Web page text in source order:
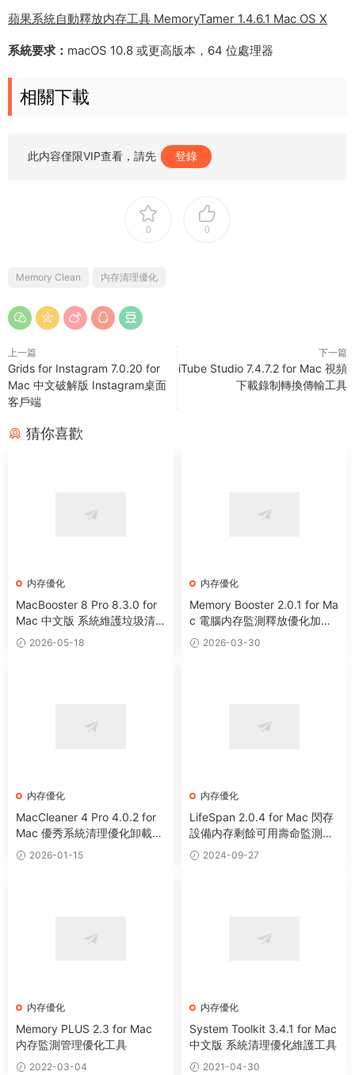
蘋果系統自動釋放内存工具 MemoryTamer 1.4.6.1 Mac OS X
系統要求： macOS 10.8 或更高版本，64 位處理器
相關下載
此内容僅限VIP查看，請先 登錄
0 0
Memory Clean 内存清理優化
上一篇
Grids for Instagram 7.0.20 for
Mac 中文破解版 Instagram桌面
客戶端
下一篇
iTube Studio 7.4.7.2 for Mac 視頻
下載錄制轉換傳輸工具
猜你喜歡
内存優化
MacBooster 8 Pro 8.3.0 for
Mac 中文版 系統維護垃圾清
理病毒掃描工具
2026-05-18
内存優化
Memory Booster 2.0.1 for Ma
c 電腦内存監測釋放優化加速
工具2026-03-30
内存優化
MacCleaner 4 Pro 4.0.2 for
Mac 優秀系統清理優化卸載工
具套裝
2026-01-15
内存優化
LifeSpan 2.0.4 for Mac 閃存
設備内存剩餘可用壽命監測工
具 2024-09-27
内存優化
Memory PLUS 2.3 for Mac
内存監測管理優化工具
2022-03-04
内存優化
System Toolkit 3.4.1 for Mac
中文版 系統清理優化維護工具
2021-04-30